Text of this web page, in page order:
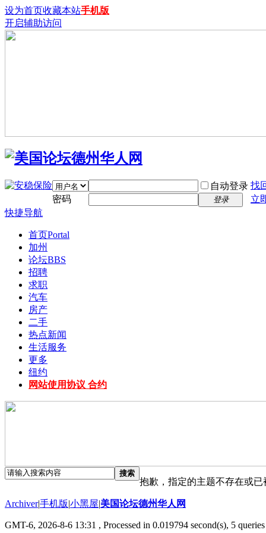
设为首页收藏本站手机版
开启辅助访问
自动登录 找
密码
登录
立
快捷导航
首页Portal
加州
论坛BBS
招聘
求职
汽车
房产
二手
热点新闻
生活服务
更多
纽约
网站使用协议 合约
搜索
抱歉，指定的主题不存在或
Archiver|手机版|小黑屋|美国论坛德州华人网
GMT-6, 2026-8-6 13:31 , Processed in 0.019794 second(s), 5